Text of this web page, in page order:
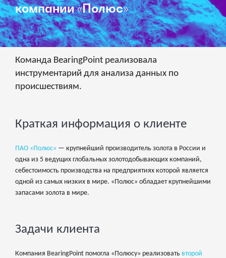
компании «Полюс»
Команда BearingPoint реализовала
инструментарий для анализа данных по
происшествиям.
Краткая информация о клиенте
ПАО «Полюс» — крупнейший производитель золота в России и
одна из 5 ведущих глобальных золотодобывающих компаний,
себестоимость производства на предприятиях которой является
одной из самых низких в мире. «Полюс» обладает крупнейшими
запасами золота в мире.
Задачи клиента
Компания BearingPoint помогла «Полюсу» реализовать второй